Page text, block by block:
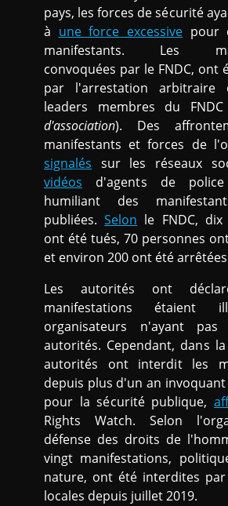
pays, les forces de sécurité
à une force excessive pour
manifestants. Les
convoquées par le FNDC, ont
par l'arrestation arbitraire
leaders membres du
d'association). Des
manifestants et forces de
signalés sur les réseaux
vidéos d'agents de
humiliant des
publiées.Selon le FNDC,
ont été tués, 70 personnes
et environ 200 ont été
Les autorités ont
manifestations étaient
organisateurs n'ayant
autorités. Cependant, dans
autorités ont interdit les
depuis plus d'un an invoquant
pour la sécurité publique,
Rights Watch. Selon
défense des droits de
vingt manifestations,
nature, ont été interdites
locales depuis juillet 2019.